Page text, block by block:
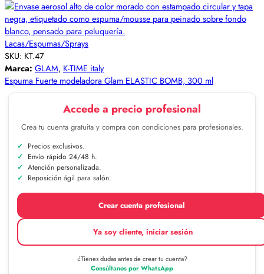
Lacas/Espumas/Sprays
SKU: KT.47
Marca: GLAM, K-TIME italy
Espuma Fuerte modeladora Glam ELASTIC BOMB, 300 ml
Accede a precio profesional
Crea tu cuenta gratuita y compra con condiciones para profesionales.
Precios exclusivos.
Envío rápido 24/48 h.
Atención personalizada.
Reposición ágil para salón.
Crear cuenta profesional
Ya soy cliente, iniciar sesión
¿Tienes dudas antes de crear tu cuenta?
Consúltanos por WhatsApp